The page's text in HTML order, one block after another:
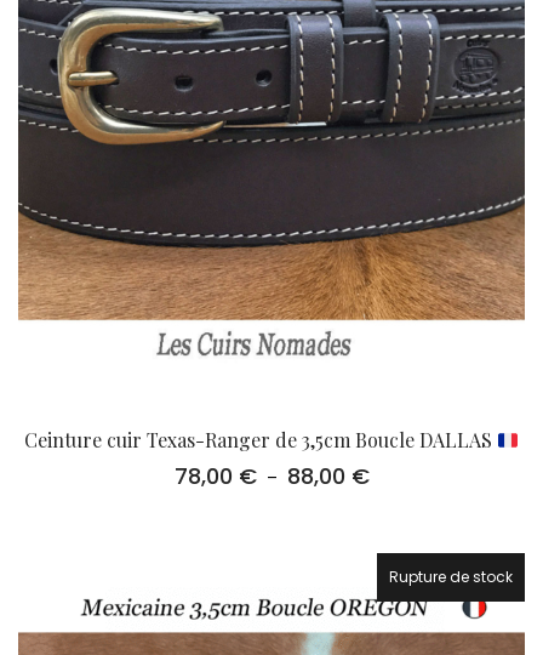
Ceinture cuir Texas-Ranger de 3,5cm Boucle DALLAS
78,00 € – 88,00 €Plage
78,00 €
88,00 €
Rupture de stock